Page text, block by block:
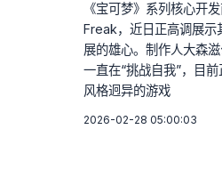
《宝可梦》系列核心开
Freak，近日正高调展示
展的雄心。制作人大森
一直在“挑战自我”，目
风格迥异的游戏
2026-02-28 05:00:03